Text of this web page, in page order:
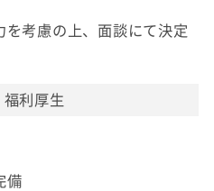
考慮の上、面談にて決定
利厚生
備